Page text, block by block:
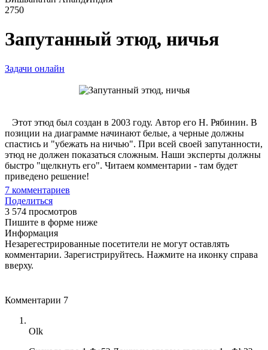
2750
Запутанный этюд, ничья
Задачи онлайн
Этот этюд был создан в 2003 году. Автор его Н. Рябинин. В
позиции на диаграмме начинают белые, а черные должны
спастись и "убежать на ничью". При всей своей запутанности,
этюд не должен показаться сложным. Наши эксперты должны
быстро "щелкнуть его". Читаем комментарии - там будет
приведено решение!
7 комментариев
Поделиться
3 574 просмотров
Пишите в форме ниже
Информация
Незарегестрированные посетители не могут оставлять
комментарии. Зарегистрируйтесь. Нажмите на иконку справа
вверху.
Комментарии 7
Olk